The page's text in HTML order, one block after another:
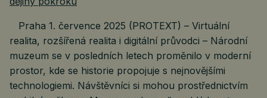
Praha 1. července 2025 (PROTEXT) – Virtuální
realita, rozšířená realita i digitální průvodci – Národní
muzeum se v posledních letech proměnilo v moderní
prostor, kde se historie propojuje s nejnovějšími
technologiemi. Návštěvníci si mohou prostřednictvím